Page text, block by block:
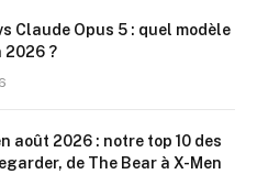
Claude Opus 5 : quel modèle
2026 ?
août 2026 : notre top 10 des
de The Bear à X-Men